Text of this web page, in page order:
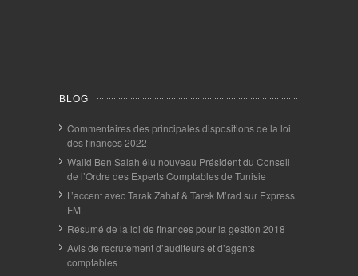
BLOG
Commentaires des principales dispositions de la loi
des finances 2022
Walid Ben Salah élu nouveau Président du Conseil
de l’Ordre des Experts Comptables de Tunisie
L’accent avec Tarak Zahaf & Tarek M’rad sur Express
FM
Résumé de la loi de finances pour la gestion 2018
Avis de recrutement d’auditeurs et d’agents
comptables